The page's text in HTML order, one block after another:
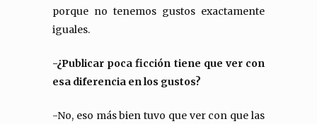
porque no tenemos gustos exactamente
iguales.
-¿Publicar poca ficción tiene que ver con
esa diferencia en los gustos?
-No, eso más bien tuvo que ver con que las